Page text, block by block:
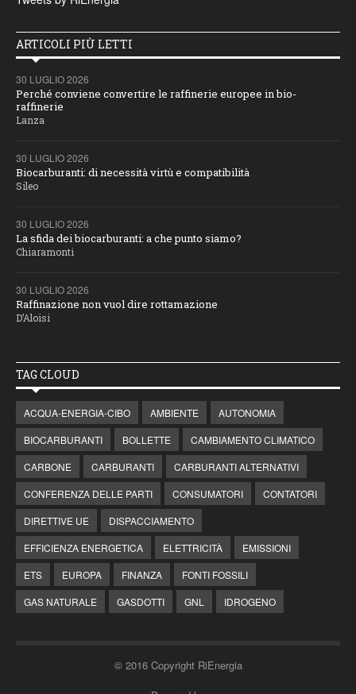
ARTICOLI PIÙ LETTI
30 LUGLIO 2026
Perché conviene convertire le raffinerie europee in bio-
raffinerie
Lanza
30 LUGLIO 2026
Biocarburanti: di necessità virtù e compatibilità
Sileo
30 LUGLIO 2026
La sfida dei biocarburanti: a che punto siamo?
Chiaramonti
30 LUGLIO 2026
Raffinazione non vuol dire rottamazione
D’Aloisi
TAG CLOUD
ACQUA-ENERGIA-CIBO AMBIENTE
AUTONOMIA
BIOCARBURANTI
BOLLETTE
CAMBIAMENTO CLIMATICO
CARBONE
CARBURANTI
CARBURANTI ALTERNATIVI
CONFERENZA DELLE PARTI
CONSUMATORI
CONTATORI
DIRETTIVE UE
DISPACCIAMENTO
EFFICIENZA ENERGETICA
ELETTRICITÀ
EMISSIONI
ETS
EUROPA FINANZA
FONTI FOSSILI
GAS NATURALE
GASDOTTI GNL IDROGENO
© 2016 Copyright RiEnergia